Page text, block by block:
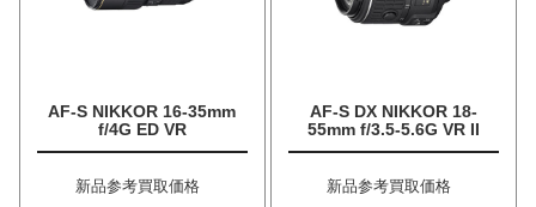
AF-S NIKKOR 16-35mm
f/4G ED VR
新品参考買取価格
AF-S DX NIKKOR 18-
55mm f/3.5-5.6G VR II
新品参考買取価格